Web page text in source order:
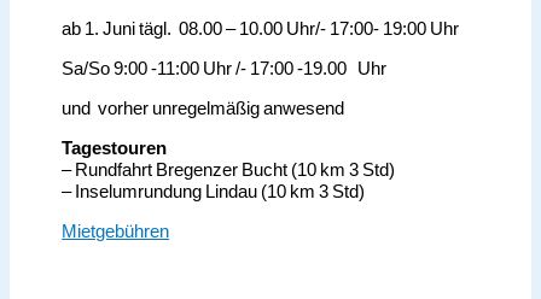
ab 1. Juni tägl. 08.00 – 10.00 Uhr/- 17:00- 19:00 Uhr
Sa/So 9:00 -11:00 Uhr /- 17:00 -19.00 Uhr
und vorher unregelmäßig anwesend
Tagestouren
– Rundfahrt Bregenzer Bucht (10 km 3 Std)
– Inselumrundung Lindau (10 km 3 Std)
Mietgebühren